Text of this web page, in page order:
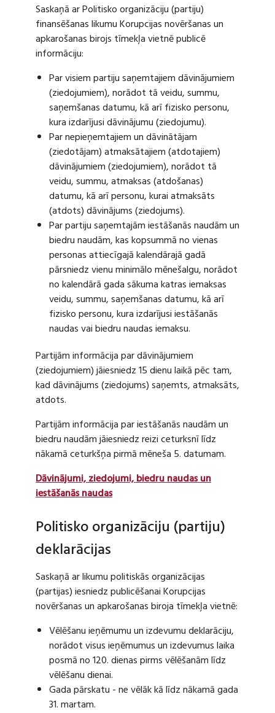
Saskaņā ar Politisko organizāciju (partiju)
finansēšanas likumu Korupcijas novēršanas un
apkarošanas birojs tīmekļa vietnē publicē
informāciju:
Par visiem partiju saņemtajiem dāvinājumiem
(ziedojumiem), norādot tā veidu, summu,
saņemšanas datumu, kā arī fizisko personu,
kura izdarījusi dāvinājumu (ziedojumu).
Par nepieņemtajiem un dāvinātājam
(ziedotājam) atmaksātajiem (atdotajiem)
dāvinājumiem (ziedojumiem), norādot tā
veidu, summu, atmaksas (atdošanas)
datumu, kā arī personu, kurai atmaksāts
(atdots) dāvinājums (ziedojums).
Par partiju saņemtajām iestāšanās naudām un
biedru naudām, kas kopsummā no vienas
personas attiecīgajā kalendārajā gadā
pārsniedz vienu minimālo mēnešalgu, norādot
no kalendārā gada sākuma katras iemaksas
veidu, summu, saņemšanas datumu, kā arī
fizisko personu, kura izdarījusi iestāšanās
naudas vai biedru naudas iemaksu.
Partijām informācija par dāvinājumiem
(ziedojumiem) jāiesniedz 15 dienu laikā pēc tam,
kad dāvinājums (ziedojums) saņemts, atmaksāts,
atdots.
Partijām informācija par iestāšanās naudām un
biedru naudām jāiesniedz reizi ceturksnī līdz
nākamā ceturkšņa pirmā mēneša 5. datumam.
Dāvinājumi, ziedojumi, biedru naudas un
iestāšanās naudas
Politisko organizāciju (partiju)
deklarācijas
Saskaņā ar likumu politiskās organizācijas
(partijas) iesniedz publicēšanai Korupcijas
novēršanas un apkarošanas biroja tīmekļa vietnē:
Vēlēšanu ieņēmumu un izdevumu deklarāciju,
norādot visus ieņēmumus un izdevumus laika
posmā no 120. dienas pirms vēlēšanām līdz
vēlēšanu dienai.
Gada pārskatu - ne vēlāk kā līdz nākamā gada
31. martam.